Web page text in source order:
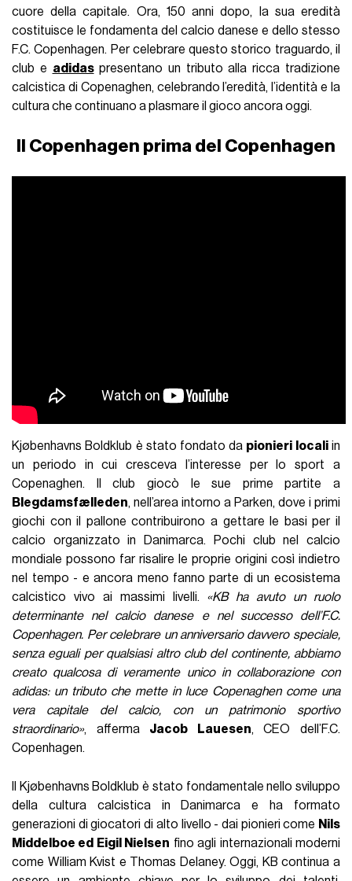
cuore della capitale. Ora, 150 anni dopo, la sua eredità
costituisce le fondamenta del calcio danese e dello stesso
F.C. Copenhagen. Per celebrare questo storico traguardo, il
club e adidaspresentano un tributo alla ricca tradizione
calcistica di Copenaghen, celebrando l’eredità, l’identità e la
cultura che continuano a plasmare il gioco ancora oggi.
Il Copenhagen prima del Copenhagen
Kjøbenhavns Boldklub è stato fondato da pionieri localiin
un periodo in cui cresceva l’interesse per lo sport a
Copenaghen. Il club giocò le sue prime partite a
Blegdamsfælleden, nell’area intorno a Parken, dove i primi
giochi con il pallone contribuirono a gettare le basi per il
calcio organizzato in Danimarca. Pochi club nel calcio
mondiale possono far risalire le proprie origini così indietro
nel tempo - e ancora meno fanno parte di un ecosistema
calcistico vivo ai massimi livelli. «KB ha avuto un ruolo
determinante nel calcio danese e nel successo dell’F.C.
Copenhagen. Per celebrare un anniversario davvero speciale,
senza eguali per qualsiasi altro club del continente, abbiamo
creato qualcosa di veramente unico in collaborazione con
adidas: un tributo che mette in luce Copenaghen come una
vera capitale del calcio, con un patrimonio sportivo
straordinario», afferma Jacob Lauesen, CEO dell’F.C.
Copenhagen.
Il Kjøbenhavns Boldklub è stato fondamentale nello sviluppo
della cultura calcistica in Danimarca e ha formato
generazioni di giocatori di alto livello - dai pionieri come Nils
Middelboe ed Eigil Nielsen fino agli internazionali moderni
come William Kvist e Thomas Delaney. Oggi, KB continua a